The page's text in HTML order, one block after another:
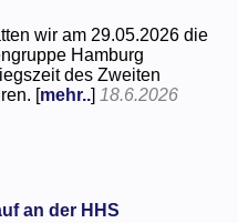
wir am 29.05.2026 die
Hamburg
des Zweiten
[mehr..] 18.6.2026
an der HHS